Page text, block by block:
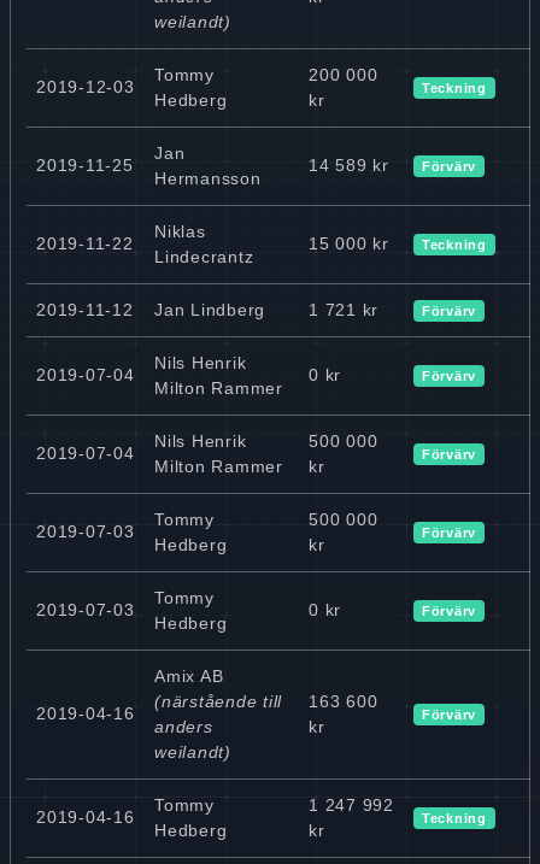
weilandt)
2019-12-03
Tommy
Hedberg
200 000
kr
Teckning
2019-11-25
Jan
Hermansson
14 589 kr Förvärv
2019-11-22
Niklas
Lindecrantz
15 000 kr Teckning
2019-11-12 Jan Lindberg 1 721 kr Förvärv
2019-07-04
Nils Henrik
Milton Rammer
0 kr Förvärv
2019-07-04
Nils Henrik
Milton Rammer
500 000
kr
Förvärv
2019-07-03
Tommy
Hedberg
500 000
kr
Förvärv
2019-07-03
Tommy
Hedberg
0 kr Förvärv
2019-04-16
Amix AB
(närstående till
anders
weilandt)
163 600
kr
Förvärv
2019-04-16
Tommy
Hedberg
1 247 992
kr
Teckning